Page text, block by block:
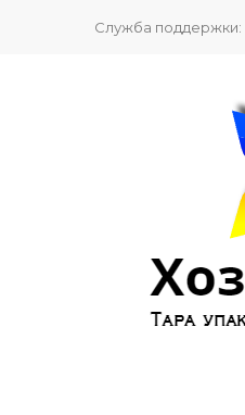
Служба поддержки: